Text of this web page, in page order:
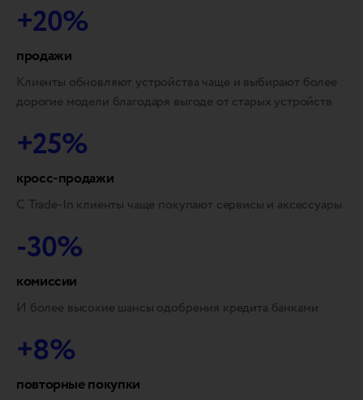
+20%
продажи
Клиенты обновляют устройства чаще и выбирают более
дорогие модели благодаря выгоде от старых устройств
+25%
кросс-продажи
С Trade-In клиенты чаще покупают сервисы и аксессуары
-30%
комиссии
И более высокие шансы одобрения кредита банками
+8%
повторные покупки